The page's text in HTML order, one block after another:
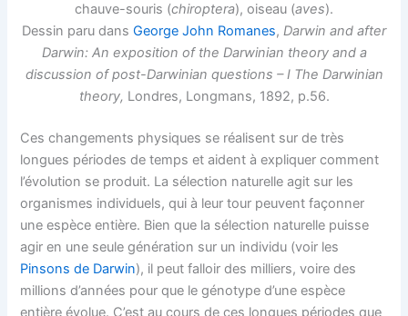
chauve-souris (chiroptera), oiseau (aves).
Dessin paru dans George John Romanes, Darwin and after
Darwin: An exposition of the Darwinian theory and a
discussion of post-Darwinian questions – I The Darwinian
theory, Londres, Longmans, 1892, p.56.
Ces changements physiques se réalisent sur de très
longues périodes de temps et aident à expliquer comment
l’évolution se produit. La sélection naturelle agit sur les
organismes individuels, qui à leur tour peuvent façonner
une espèce entière. Bien que la sélection naturelle puisse
agir en une seule génération sur un individu (voir les
Pinsons de Darwin), il peut falloir des milliers, voire des
millions d’années pour que le génotype d’une espèce
entière évolue. C’est au cours de ces longues périodes que